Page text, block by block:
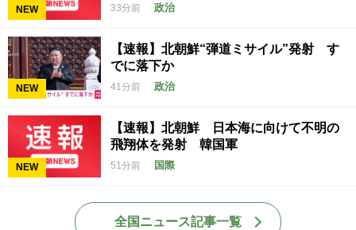
NEW 33分前 政治
NEW
【速報】北朝鮮“弾道ミサイル”発射 す
でに落下か
41分前 政治
NEW
【速報】北朝鮮 日本海に向けて不明の
飛翔体を発射 韓国軍
51分前 国際
全国ニュース記事一覧